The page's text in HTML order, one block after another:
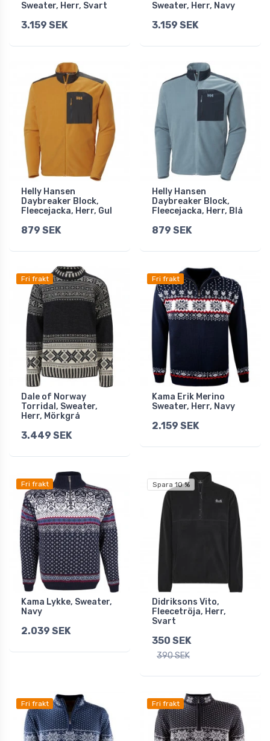
Sweater, Herr, Svart
3.159 SEK
Sweater, Herr, Navy
3.159 SEK
Helly Hansen
Daybreaker Block,
Fleecejacka, Herr, Gul
879 SEK
Helly Hansen
Daybreaker Block,
Fleecejacka, Herr, Blå
879 SEK
Fri frakt
Dale of Norway
Torridal, Sweater,
Herr, Mörkgrå
3.449 SEK
Fri frakt
Kama Erik Merino
Sweater, Herr, Navy
2.159 SEK
Fri frakt
Kama Lykke, Sweater,
Navy
2.039 SEK
Spara 10 %
Didriksons Vito,
Fleecetröja, Herr,
Svart
350 SEK
390 SEK
Fri frakt Fri frakt